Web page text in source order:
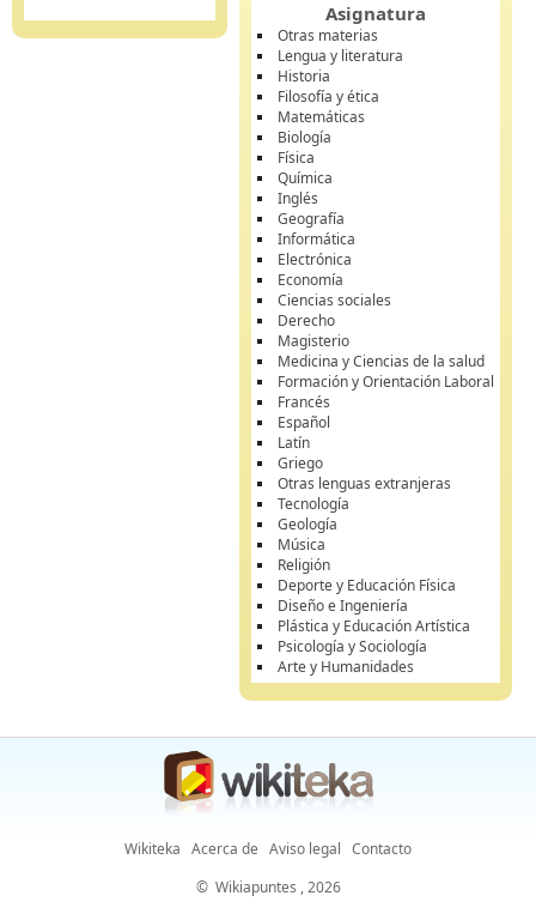
Asignatura
Otras materias
Lengua y literatura
Historia
Filosofía y ética
Matemáticas
Biología
Física
Química
Inglés
Geografía
Informática
Electrónica
Economía
Ciencias sociales
Derecho
Magisterio
Medicina y Ciencias de la salud
Formación y Orientación Laboral
Francés
Español
Latín
Griego
Otras lenguas extranjeras
Tecnología
Geología
Música
Religión
Deporte y Educación Física
Diseño e Ingeniería
Plástica y Educación Artística
Psicología y Sociología
Arte y Humanidades
Wikiteka Acerca de Aviso legal Contacto
© Wikiapuntes , 2026